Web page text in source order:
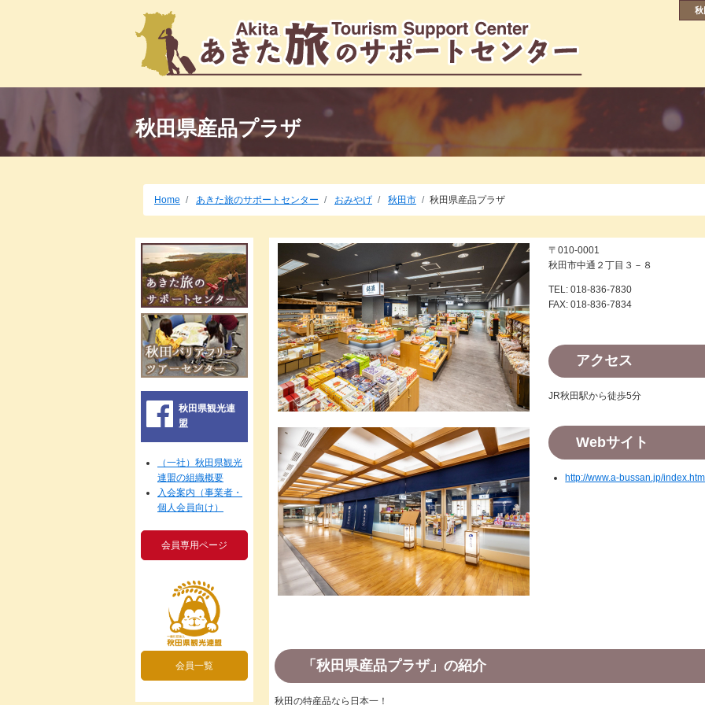
秋
秋田県産品プラザ
Home あきた旅のサポートセンター おみやげ 秋田市 秋田県産品プラザ
〒010-0001
秋田市中通２丁目３－８
TEL: 018-836-7830
FAX: 018-836-7834
アクセス
JR秋田駅から徒歩5分
Webサイト
http://www.a-bussan.jp/
「秋田県産品プラザ」の紹介
秋田の特産品なら日本一！
秋田県観光連
盟
（一社）秋田県観光
連盟の組織概要
入会案内（事業者・
個人会員向け）
会員専用ページ
会員一覧